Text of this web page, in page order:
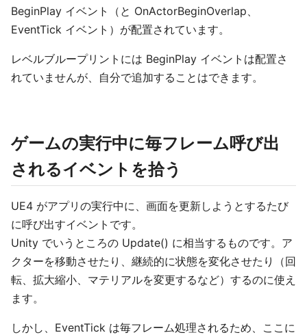
BeginPlay イベント（と OnActorBeginOverlap、
EventTick イベント）が配置されています。
レベルブループリントには BeginPlay イベントは配置さ
れていませんが、自分で追加することはできます。
ゲームの実行中に毎フレーム呼び出
されるイベントを拾う
UE4 がアプリの実行中に、画面を更新しようとするたび
に呼び出すイベントです。
Unity でいうところの Update() に相当するものです。ア
クターを移動させたり、継続的に状態を変化させたり（回
転、拡大縮小、マテリアルを変更するなど）するのに使え
ます。
しかし、EventTick は毎フレーム処理されるため、ここに